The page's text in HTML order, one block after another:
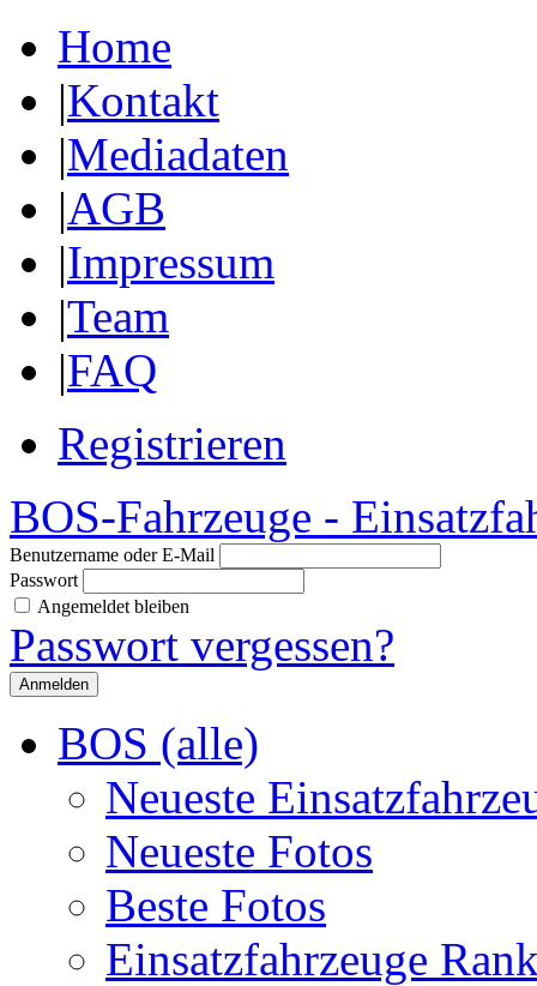
Home
|Kontakt
|Mediadaten
|AGB
|Impressum
|Team
|FAQ
Registrieren
BOS-Fahrzeuge -
Benutzername oder E-Mail
Passwort
Angemeldet bleiben
Passwort vergessen?
BOS (alle)
Neueste
Neueste Fotos
Beste Fotos
Einsatzfahrzeuge